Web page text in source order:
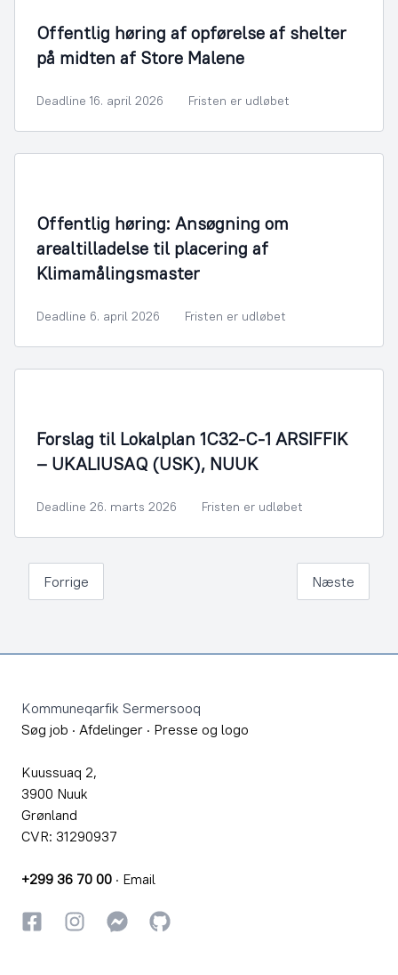
Offentlig høring af opførelse af shelter
på midten af Store Malene
Deadline 16. april 2026 Fristen er udløbet
Offentlig høring: Ansøgning om
arealtilladelse til placering af
Klimamålingsmaster
Deadline 6. april 2026 Fristen er udløbet
Forslag til Lokalplan 1C32-C-1 ARSIFFIK
– UKALIUSAQ (USK), NUUK
Deadline 26. marts 2026 Fristen er udløbet
Forrige Næste
Kommuneqarfik Sermersooq
Søg job · Afdelinger · Presse og logo
Kuussuaq 2,
3900 Nuuk
Grønland
CVR: 31290937
+299 36 70 00 · Email
FacebookInstagramInstagram
GitHub